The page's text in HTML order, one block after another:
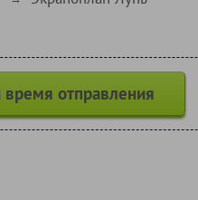
время отправления